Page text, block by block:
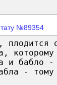
№89354
и бабло
- тому